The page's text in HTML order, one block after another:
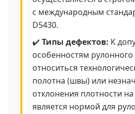
с международным
D5430.
✔️ Типы дефектов: К
особенностям
относиться
полотна (швы) или
отклонения плотности
является нормой для